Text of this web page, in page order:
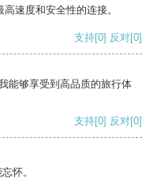
速度和安全性的连接。
支持[0] 反对[0]
能够享受到高品质的旅行体
支持[0] 反对[0]
怀。